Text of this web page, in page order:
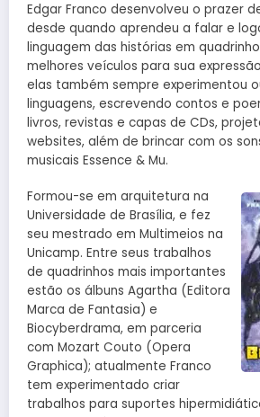
Edgar Franco desenvolveu o prazer
desde quando aprendeu a falar e
linguagem das histórias em
melhores veículos para sua
elas também sempre experimentou
linguagens, escrevendo contos e
livros, revistas e capas de CDs,
websites, além de brincar com os
musicais Essence & Mu.
Formou-se em arquitetura na
Universidade de Brasília, e fez
seu mestrado em Multimeios na
Unicamp. Entre seus trabalhos
de quadrinhos mais importantes
estão os álbuns Agartha (Editora
Marca de Fantasia) e
Biocyberdrama, em parceria
com Mozart Couto (Opera
Graphica); atualmente Franco
tem experimentado criar
trabalhos para suportes